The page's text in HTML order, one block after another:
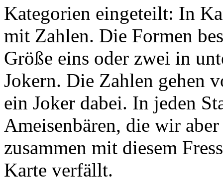
Kategorien eingeteilt: In
mit Zahlen. Die Formen
Größe eins oder zwei in
Jokern. Die Zahlen gehen
ein Joker dabei. In jeden
Ameisenbären, die wir
zusammen mit diesem
Karte verfällt.